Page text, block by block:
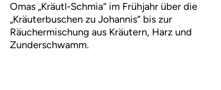
Omas „Kräutl-Schmia“ im Frühjahr über die
„Kräuterbuschen zu Johannis“ bis zur
Räuchermischung aus Kräutern, Harz und
Zunderschwamm.